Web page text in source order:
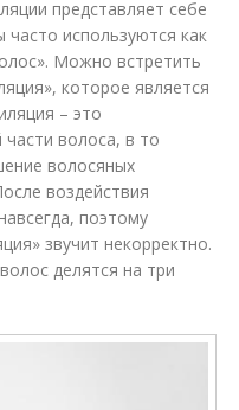
представляет себе
используются как
Можно встретить
которое является
– это
волоса, в то
волосяных
воздействия
поэтому
звучит некорректно.
делятся на три